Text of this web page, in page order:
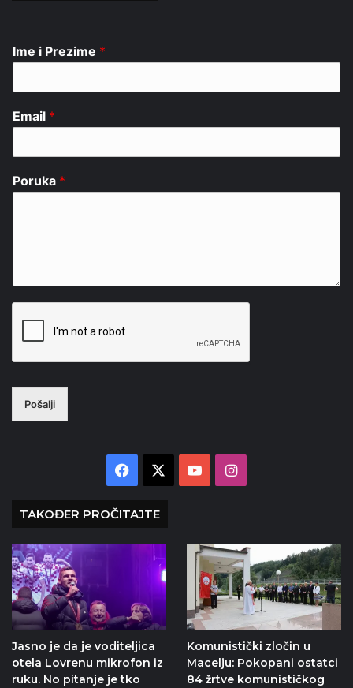
Ime i Prezime *
Email *
Poruka *
Pošalji
Facebook YouTubeInstagram
TAKOĐER PROČITAJTE
Jasno je da je voditeljica
otela Lovrenu mikrofon iz
ruku. No pitanje je tko
Komunistički zločin u
Macelju: Pokopani ostatci
84 žrtve komunističkog